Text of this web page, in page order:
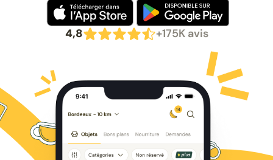
4,8 +175K avis